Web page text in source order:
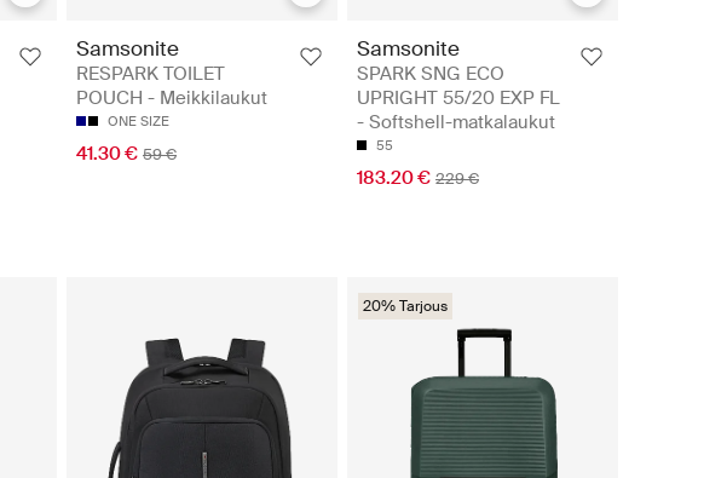
Samsonite
RESPARK TOILET
POUCH - Meikkilaukut
ONE SIZE
41.30 € 59 €
Samsonite
SPARK SNG ECO
UPRIGHT 55/20 EXP FL
- Softshell-matkalaukut
55
183.20 € 229 €
20% Tarjous